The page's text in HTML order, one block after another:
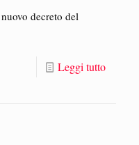
decreto del
Leggi tutto